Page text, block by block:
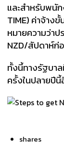
และสำหรับพนั
TIME) ค่าจ้าง
หมายความว่าป
NZD/สัปดาห์ก่
ทั้งนี้ทางรัฐบา
ครั้งในปลายปี
shares